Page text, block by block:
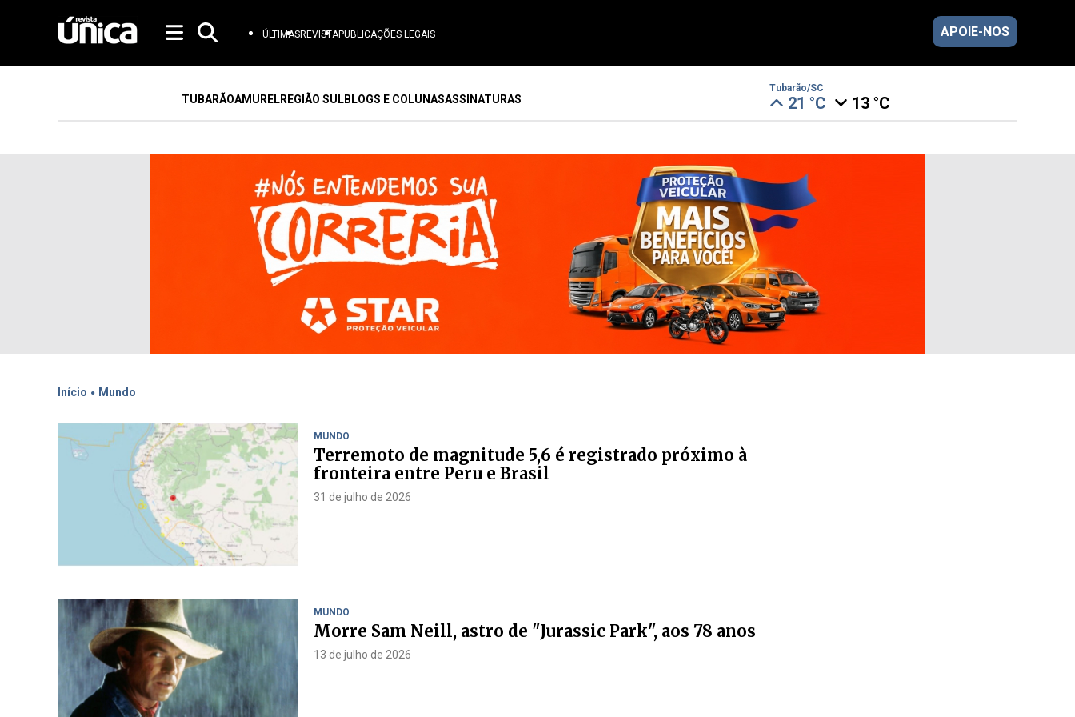
ÚLTIMASREVISTAPUBLICAÇÕES LEGAIS APOIE-NOS
TUBARÃOAMURELREGIÃO SULBLOGS E COLUNASASSINATURAS
Tubarão/SC
21 °C 13 °C
Início . Mundo
MUNDO
Terremoto de magnitude 5,6 é registrado próximo à
fronteira entre Peru e Brasil
31 de julho de 2026
MUNDO
Morre Sam Neill, astro de "Jurassic Park", aos 78 anos
13 de julho de 2026